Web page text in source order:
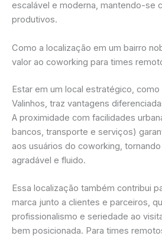
escalável e moderna, mantendo-se
produtivos.
Como a localização em um bairro
valor ao coworking para times
Estar em um local estratégico,
Valinhos, traz vantagens
A proximidade com facilidades
bancos, transporte e serviços)
aos usuários do coworking,
agradável e fluido.
Essa localização também contribui
marca junto a clientes e parceiros,
profissionalismo e seriedade ao
bem posicionada. Para times